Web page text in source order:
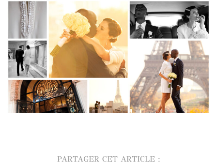
PARTAGER CET ARTICLE :